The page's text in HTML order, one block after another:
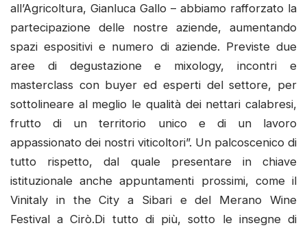
all’Agricoltura, Gianluca Gallo – abbiamo rafforzato la
partecipazione delle nostre aziende, aumentando
spazi espositivi e numero di aziende. Previste due
aree di degustazione e mixology, incontri e
masterclass con buyer ed esperti del settore, per
sottolineare al meglio le qualità dei nettari calabresi,
frutto di un territorio unico e di un lavoro
appassionato dei nostri viticoltori”. Un palcoscenico di
tutto rispetto, dal quale presentare in chiave
istituzionale anche appuntamenti prossimi, come il
Vinitaly in the City a Sibari e del Merano Wine
Festival a Cirò.Di tutto di più, sotto le insegne di